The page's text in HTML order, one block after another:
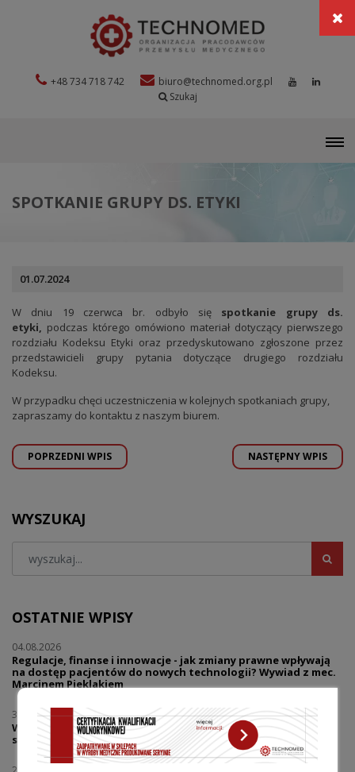
+48 734 718 742
biuro@technomed.org.pl
Szukaj
SPOTKANIE GRUPY DS. ETYKI
01.07.2024
W dniu 19 czerwca br. odbyło się spotkanie grupy ds.
etyki, podczas którego omówiono materiał dotyczący pierwszego
rozdziału Kodeksu Etyki oraz przedyskutowano zgłoszone przez
przedstawicieli grupy pytania dotyczące drugiego rozdziału
Kodeksu.
W przypadku chęci uczestniczenia w kolejnych spotkaniach grupy,
zapraszamy do kontaktu z naszym biurem.
POPRZEDNI WPIS NASTĘPNY WPIS
WYSZUKAJ
OSTATNIE WPISY
04.08.2026
Regulacje, finanse i innowacje - jak zmiany prawne wpływają
na dostęp pacjentów do nowych technologii? Wywiad z mec.
Marcinem Pieklakiem
30.07.2026
Warsztaty | Dialog w reklamie - prawo i praktyka | Reklama
sklepów medycznych co wolno, a gdzie zaczyna się ryzyko?